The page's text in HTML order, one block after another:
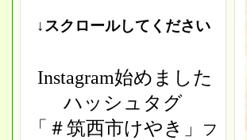
↓スクロールしてください
Instagram始めました
ハッシュタグ
「＃筑西市けやき」
フ